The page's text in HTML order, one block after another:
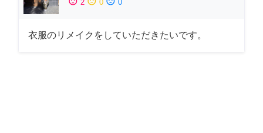
2 0 0
衣服のリメイクをしていただきたいです。